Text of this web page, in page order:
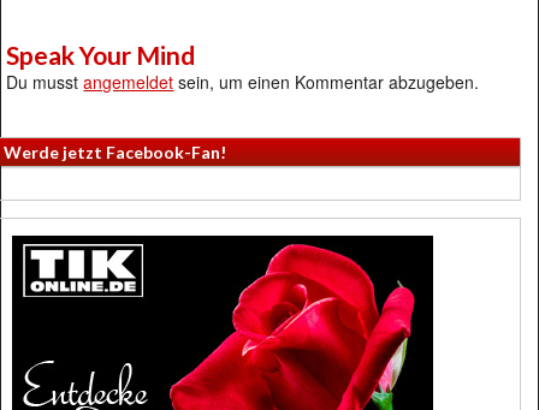
Speak Your Mind
Du musstangemeldet sein, um einen Kommentar abzugeben.
Werde jetzt Facebook-Fan!